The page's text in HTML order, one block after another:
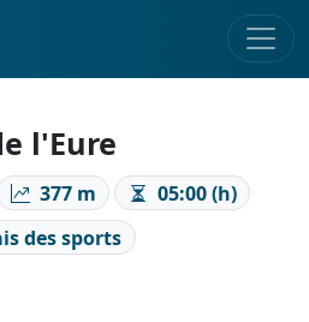
l'Eure
377 m
05:00 (h)
des sports